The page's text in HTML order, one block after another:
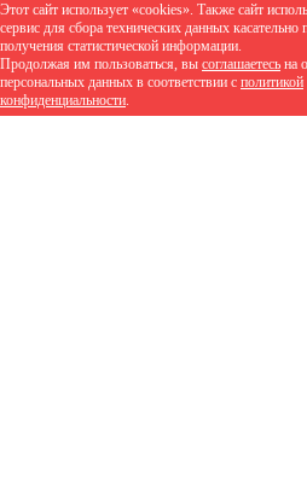
Этот сайт использует «cookies». Также сайт
сервис для сбора технических данных касательно
получения статистической информации.
Продолжая им пользоваться, вы соглашаетесь на
персональных данных в соответствии с политикой
конфиденциальности.